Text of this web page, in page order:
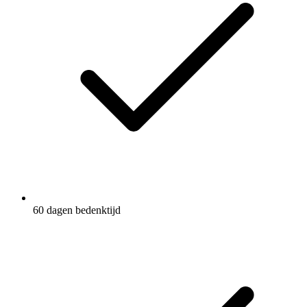
60 dagen bedenktijd